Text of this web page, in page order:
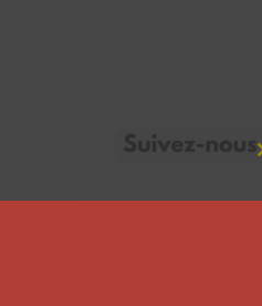
Abonnez-vous à